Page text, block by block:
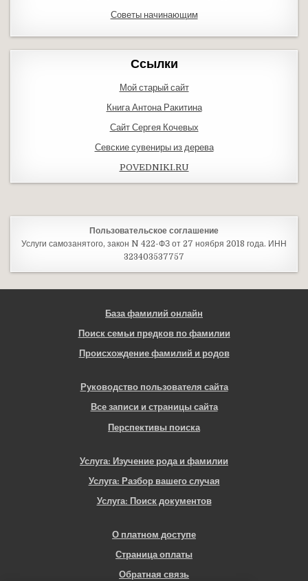
Советы начинающим
Ссылки
Мой старый сайт
Книга Антона Ракитина
Сайт Сергея Кочевых
Севские сувениры из дерева
POVEDNIKI.RU
Пользовательское соглашение
Услуги самозанятого, закон N 422-ФЗ от 27 ноября 2018 года. ИНН
323403537757
База фамилий онлайн
Поиск семьи предков по фамилии
Происхождение фамилий и родов
Руководство пользователя сайта
Все записи и страницы сайта
Перспективы поиска
Услуга: Изучение рода и фамилии
Услуга: Разбор вашего случая
Услуга: Поиск документов
О платном доступе
Страница оплаты
Обратная связь